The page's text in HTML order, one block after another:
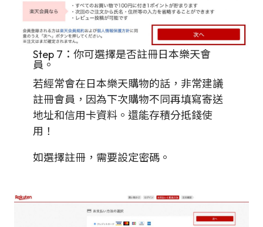
Step 7：你可選擇是否註冊日本樂天會
員。
若經常會在日本樂天購物的話，非常建議
註冊會員，因為下次購物不同再填寫寄送
地址和信用卡資料。還能存積分抵錢使
用！
如選擇註冊，需要設定密碼。